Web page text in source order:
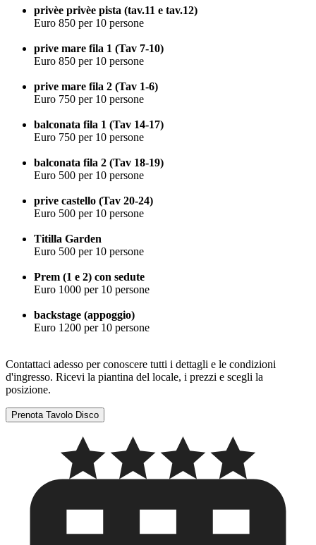
privèe privèe pista (tav.11 e tav.12)
Euro 850 per 10 persone
prive mare fila 1 (Tav 7-10)
Euro 850 per 10 persone
prive mare fila 2 (Tav 1-6)
Euro 750 per 10 persone
balconata fila 1 (Tav 14-17)
Euro 750 per 10 persone
balconata fila 2 (Tav 18-19)
Euro 500 per 10 persone
prive castello (Tav 20-24)
Euro 500 per 10 persone
Titilla Garden
Euro 500 per 10 persone
Prem (1 e 2) con sedute
Euro 1000 per 10 persone
backstage (appoggio)
Euro 1200 per 10 persone
Contattaci adesso per conoscere tutti i dettagli e le condizioni
d'ingresso. Ricevi la piantina del locale, i prezzi e scegli la
posizione.
Prenota Tavolo Disco